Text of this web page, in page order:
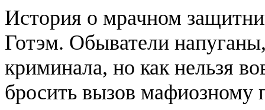
История о мрачном
Готэм. Обыватели
криминала, но как нельзя
бросить вызов мафиозному